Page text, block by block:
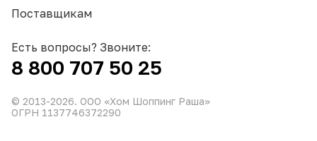
Поставщикам
Есть вопросы? Звоните:
8 800 707 50 25
© 2013-2026. ООО «Хом Шоппинг Раша»
ОГРН 1137746372290